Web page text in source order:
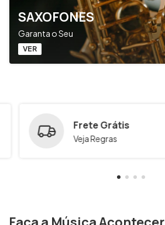
SAXOFONES
Garanta o Seu
VER
Frete Grátis
Veja Regras